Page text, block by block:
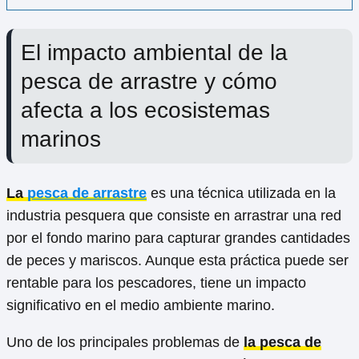
El impacto ambiental de la
pesca de arrastre y cómo
afecta a los ecosistemas
marinos
Lapesca de arrastre es una técnica utilizada en la
industria pesquera que consiste en arrastrar una red
por el fondo marino para capturar grandes cantidades
de peces y mariscos. Aunque esta práctica puede ser
rentable para los pescadores, tiene un impacto
significativo en el medio ambiente marino.
Uno de los principales problemas de la pesca de